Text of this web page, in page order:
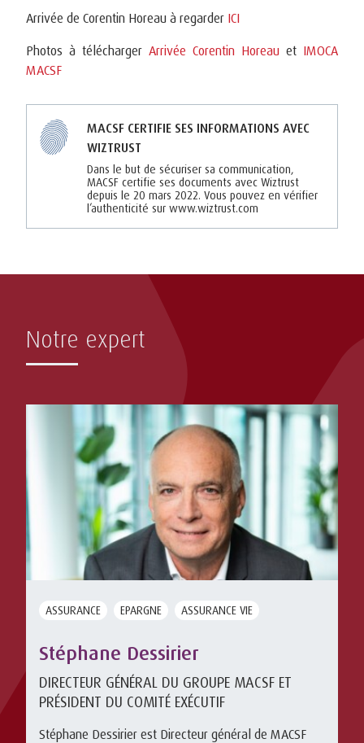
Arrivée de Corentin Horeau à regarder ICI
Photos à télécharger Arrivée Corentin Horeau et IMOCA
MACSF
MACSF CERTIFIE SES INFORMATIONS AVEC
WIZTRUST
Dans le but de sécuriser sa communication,
MACSF certifie ses documents avec Wiztrust
depuis le 20 mars 2022. Vous pouvez en vérifier
l’authenticité sur www.wiztrust.com
Notre expert
ASSURANCE EPARGNE ASSURANCE VIE
Stéphane Dessirier
DIRECTEUR GÉNÉRAL DU GROUPE MACSF ET
PRÉSIDENT DU COMITÉ EXÉCUTIF
Stéphane Dessirier est Directeur général de MACSF